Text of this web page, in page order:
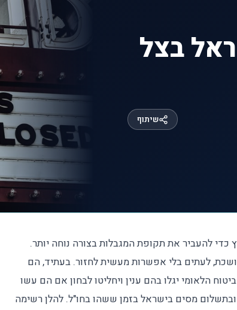
בצל
שיתוף
כדי להעביר את תקופת המגבלות בצורה נוחה יותר.
לעתים בלי אפשרות מעשית לחזור. בעתיד, הם
הלאומי יגלו בהם ענין ויחליטו לבחון אם הם עשו
מסים בישראל בזמן ששהו בחו"ל. להלן רשימה